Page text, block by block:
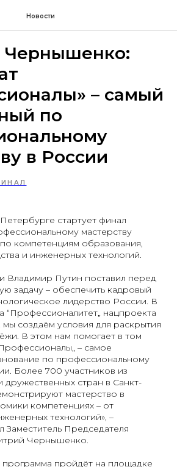
Новости
– самый
по
в России
стартует финал
мастерству
компетенциям образования,
и инженерных технологий.
Владимир Путин поставил перед
задачу – обеспечить кадровый
лидерство России. В
“Профессионалитет„ нацпроекта
создаём условия для раскрытия
В этом нам помогает в том
– самое
по профессиональному
Более 700 участников из
стран в Санкт-
мастерство в
компетенциях – от
технологий», –
Председателя
Чернышенко.
программа пройдёт на площадке